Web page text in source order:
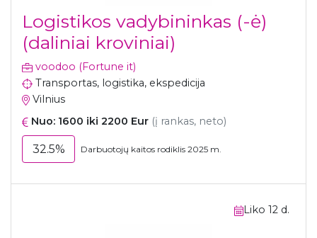
Logistikos vadybininkas (-ė)
(daliniai kroviniai)
voodoo (Fortune it)
Transportas, logistika, ekspedicija
Vilnius
Nuo: 1600 iki 2200 Eur (į rankas, neto)
32.5% Darbuotojų kaitos rodiklis 2025 m.
Liko 12 d.